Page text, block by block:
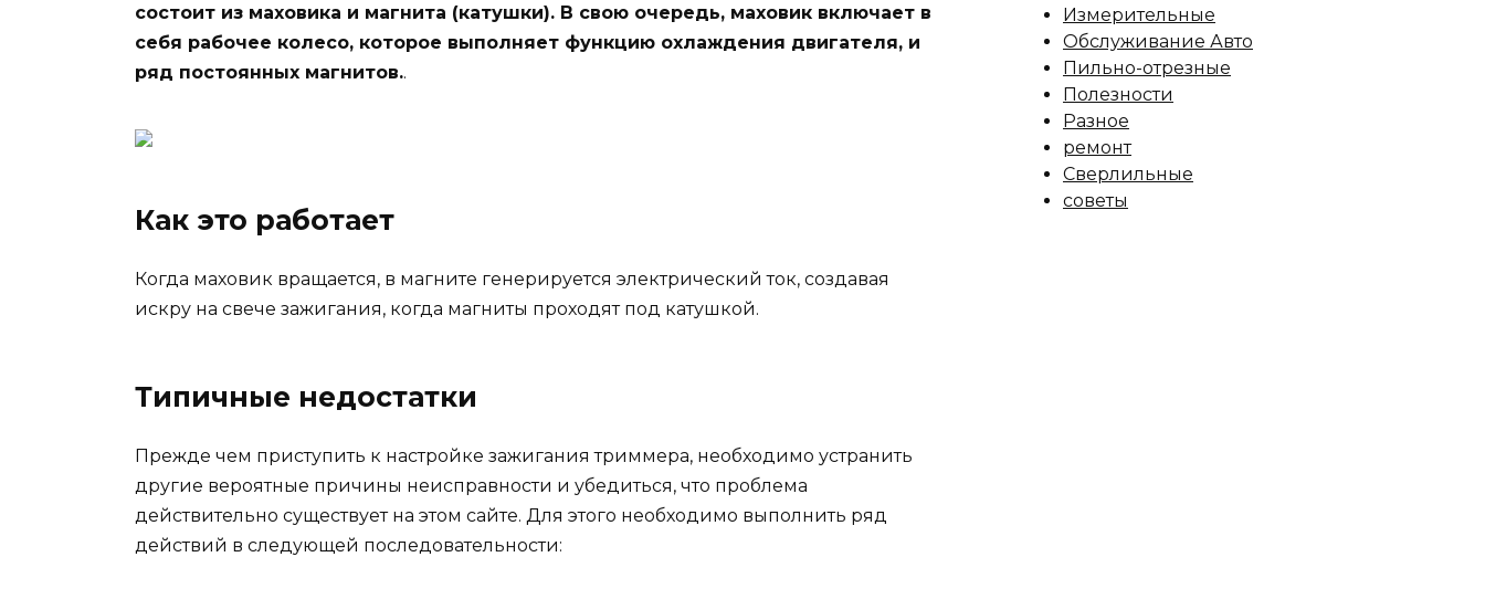
состоит из маховика и магнита (катушки). В свою очередь, маховик включает в
себя рабочее колесо, которое выполняет функцию охлаждения двигателя, и
ряд постоянных магнитов..
Как это работает
Когда маховик вращается, в магните генерируется электрический ток, создавая
искру на свече зажигания, когда магниты проходят под катушкой.
Типичные недостатки
Прежде чем приступить к настройке зажигания триммера, необходимо устранить
другие вероятные причины неисправности и убедиться, что проблема
действительно существует на этом сайте. Для этого необходимо выполнить ряд
действий в следующей последовательности:
Измерительные
Обслуживание Авто
Пильно-отрезные
Полезности
Разное
ремонт
Сверлильные
советы